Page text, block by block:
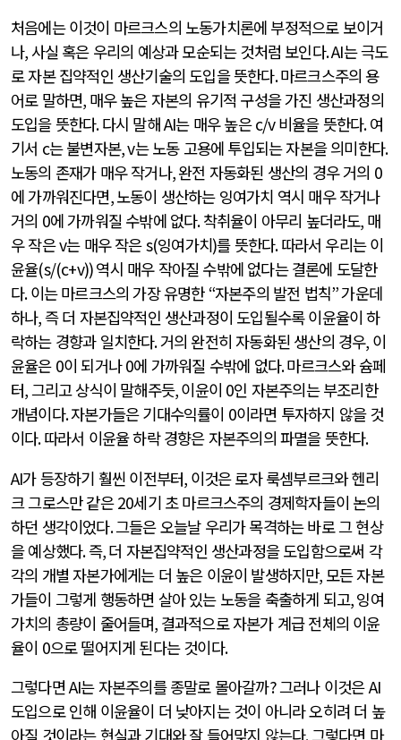
처음에는 이것이 마르크스의 노동가치론에 부정적으로 보이거
나,사실 혹은 우리의 예상과 모순되는 것처럼 보인다. AI는 극도
로 자본 집약적인 생산기술의 도입을 뜻한다.마르크스주의 용
어로 말하면, 매우 높은 자본의 유기적 구성을 가진 생산과정의
도입을 뜻한다.다시 말해AI는 매우 높은c/v비율을 뜻한다.여
기서 c는 불변자본, v는 노동 고용에 투입되는 자본을 의미한다.
노동의 존재가 매우 작거나,완전 자동화된 생산의 경우 거의 0
에 가까워진다면,노동이 생산하는 잉여가치 역시 매우 작거나
거의 0에 가까워질 수밖에 없다.착취율이 아무리 높더라도, 매
우 작은v는 매우 작은s(잉여가치)를 뜻한다.따라서 우리는 이
윤율(s/(c+v))역시 매우 작아질 수밖에 없다는 결론에 도달한
다.이는 마르크스의 가장 유명한 “자본주의 발전 법칙”가운데
하나,즉 더 자본집약적인 생산과정이 도입될수록 이윤율이 하
락하는 경향과 일치한다.거의 완전히 자동화된 생산의 경우, 이
윤율은 0이 되거나0에 가까워질 수밖에 없다.마르크스와 슘페
터,그리고 상식이 말해주듯,이윤이 0인 자본주의는 부조리한
개념이다.자본가들은 기대수익률이 0이라면 투자하지 않을 것
이다.따라서 이윤율 하락 경향은 자본주의의 파멸을 뜻한다.
AI가 등장하기 훨씬 이전부터, 이것은 로자 룩셈부르크와 헨리
크 그로스만 같은20세기 초 마르크스주의 경제학자들이 논의
하던 생각이었다.그들은 오늘날 우리가 목격하는 바로 그 현상
을 예상했다.즉,더 자본집약적인 생산과정을 도입함으로써 각
각의 개별 자본가에게는 더 높은 이윤이 발생하지만, 모든 자본
가들이 그렇게 행동하면 살아 있는 노동을 축출하게 되고,잉여
가치의 총량이 줄어들며, 결과적으로 자본가 계급 전체의 이윤
율이 0으로 떨어지게 된다는 것이다.
그렇다면AI는 자본주의를 종말로 몰아갈까?그러나 이것은AI
도입으로 인해 이윤율이 더 낮아지는 것이 아니라 오히려 더 높
아질 것이라는 현실과 기대와 잘 들어맞지 않는다.그렇다면 마